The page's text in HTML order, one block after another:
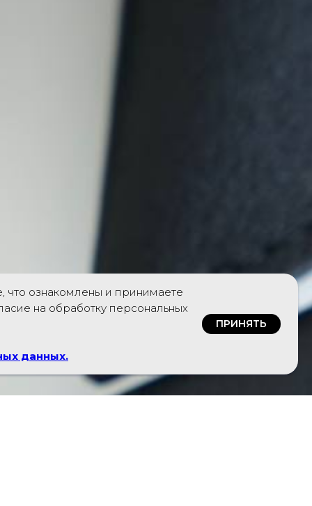
что ознакомлены и принимаете
на обработку персональных
данных.
ПРИНЯТЬ